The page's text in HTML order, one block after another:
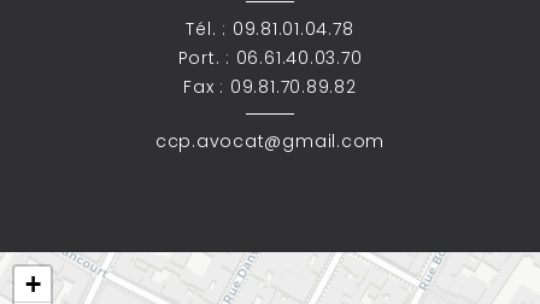
Tél. : 09.81.01.04.78
Port. : 06.61.40.03.70
Fax : 09.81.70.89.82
ccp.avocat@gmail.com
+